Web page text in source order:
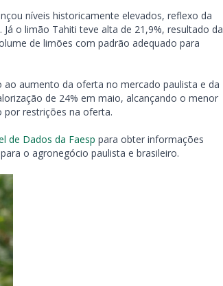
níveis historicamente elevados, reflexo da
o limão Tahiti teve alta de 21,9%, resultado da
de limões com padrão adequado para
ao aumento da oferta no mercado paulista e da
de 24% em maio, alcançando o menor
por restrições na oferta.
de Dados da Faesp para obter informações
o agronegócio paulista e brasileiro.